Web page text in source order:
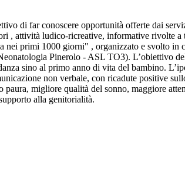
di far conoscere opportunità offerte dai
, attività ludico-ricreative, informative rivolte a
nei primi 1000 giorni" , organizzato e svolto in
Pinerolo - ASL TO3). L’obiettivo
sino al primo anno di vita del bambino.
non verbale, con ricadute positive
migliore qualità del sonno, maggiore
alla genitorialità.